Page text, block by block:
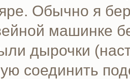
Обычно я
машинке
дырочки
соединить